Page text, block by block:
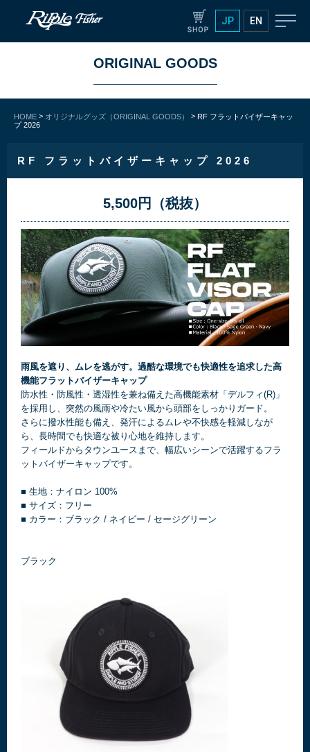
JP EN
ORIGINAL GOODS
HOME > オリジナルグッズ（ORIGINAL GOODS） > RF フラットバイザーキャッ
プ 2026
RF フラットバイザーキャップ 2026
5,500円（税抜）
雨風を遮り、ムレを逃がす。過酷な環境でも快適性を追求した高
機能フラットバイザーキャップ
防水性・防風性・透湿性を兼ね備えた高機能素材「デルフィ(R)」
を採用し、突然の風雨や冷たい風から頭部をしっかりガード。
さらに撥水性能も備え、発汗によるムレや不快感を軽減しなが
ら、長時間でも快適な被り心地を維持します。
フィールドからタウンユースまで、幅広いシーンで活躍するフラ
ットバイザーキャップです。
■ 生地：ナイロン 100%
■ サイズ：フリー
■ カラー：ブラック / ネイビー / セージグリーン
ブラック